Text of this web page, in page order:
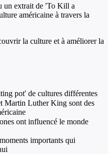
un extrait de 'To Kill a
américaine à travers la
la culture et à améliorer la
pot' de cultures différentes
Martin Luther King sont des
ont influencé le monde
importants qui